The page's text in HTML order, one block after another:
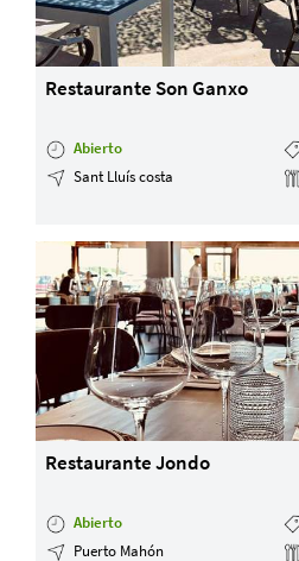
Restaurante Son Ganxo
Abierto
Sant Lluís costa
Restaurante Jondo
Abierto
Puerto Mahón